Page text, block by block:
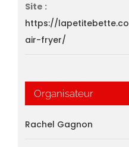
Site :
https://
air-fryer/
Organisateur
Rachel Gagnon